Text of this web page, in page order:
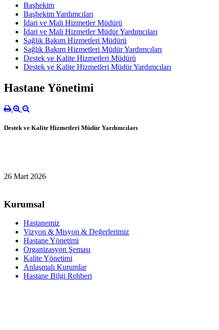
Başhekim
Başhekim Yardımcıları
İdari ve Mali Hizmetler Müdürü
İdari ve Mali Hizmetler Müdür Yardımcıları
Sağlık Bakım Hizmetleri Müdürü
Sağlık Bakım Hizmetleri Müdür Yardımcıları
Destek ve Kalite Hizmetleri Müdürü
Destek ve Kalite Hizmetleri Müdür Yardımcıları
Hastane Yönetimi
Destek ve Kalite Hizmetleri Müdür Yardımcıları
26 Mart 2026
Kurumsal
Hastanemiz
Vizyon & Misyon & Değerlerimiz
Hastane Yönetimi
Organizasyon Şeması
Kalite Yönetimi
Anlaşmalı Kurumlar
Hastane Bilgi Rehberi